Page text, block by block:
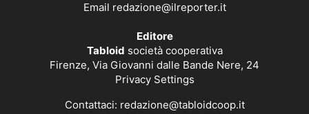
Email redazione@ilreporter.it
Editore
Tabloid società cooperativa
Firenze, Via Giovanni dalle Bande Nere, 24
Privacy Settings
Contattaci: redazione@tabloidcoop.it